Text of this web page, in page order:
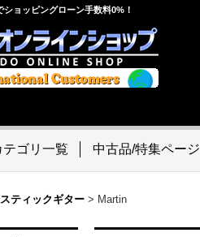
ショッピングローン手数料0%！
テゴリ一覧 中古品/特集ページ
ティックギター > Martin